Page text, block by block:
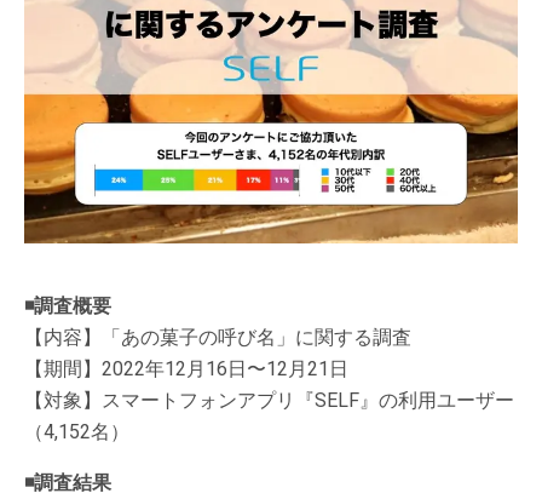
◾️調査概要
【内容】「あの菓子の呼び名」に関する調査
【期間】2022年12月16日〜12月21日
【対象】スマートフォンアプリ『SELF』の利用ユーザー
（4,152名）
◾️調査結果